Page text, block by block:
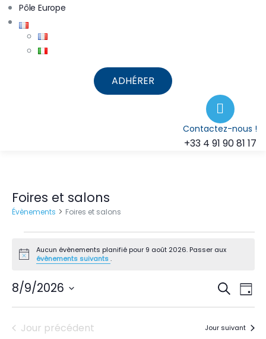
Pôle Europe
ADHÉRER
Contactez-nous !
+33 4 91 90 81 17
Foires et salons
Évènements Foires et salons
Notice
Aucun évènements planifié pour 9 août 2026. Passer aux
évènements suivants.
et
Recherche
de
Jour
8/9/2026
date.
Jour précédent Jour suivant